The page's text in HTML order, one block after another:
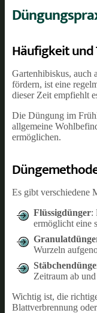
Häufigkeit
Gartenhibiskus, auch
fördern, ist eine
dieser Zeit empfiehlt
Die Düngung im
allgemeine
ermöglichen.
Es gibt verschiedene
Flüssigdünger:
ermöglicht eine
Wurzeln
Zeitraum ab
Wichtig ist, die
Blattverbrennung